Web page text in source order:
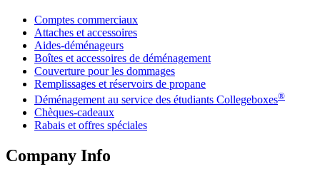
Comptes commerciaux
Attaches et accessoires
Aides-déménageurs
Boîtes et accessoires de déménagement
Couverture pour les dommages
Remplissages et réservoirs de propane
Déménagement au service des étudiants Collegeboxes®
Chèques-cadeaux
Rabais et offres spéciales
Company Info